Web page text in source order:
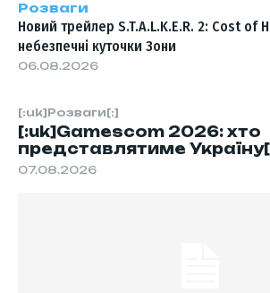
[:uk]Розваги[:]
[:uk]Gamescom 2026: хто
представлятиме
07.08.2026
Розваги
Новий трейлер S.T.A.L.K.E.R. 2: Cost of
небезпечні куточки Зони
06.08.2026